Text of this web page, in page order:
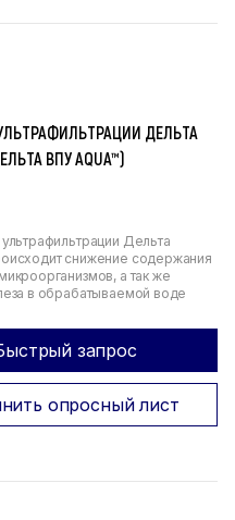
ДЕЛЬТА
ВПУ AQUA™)
Дельта
снижение содержания
а так же
в обрабатываемой воде
запрос
опросный лист